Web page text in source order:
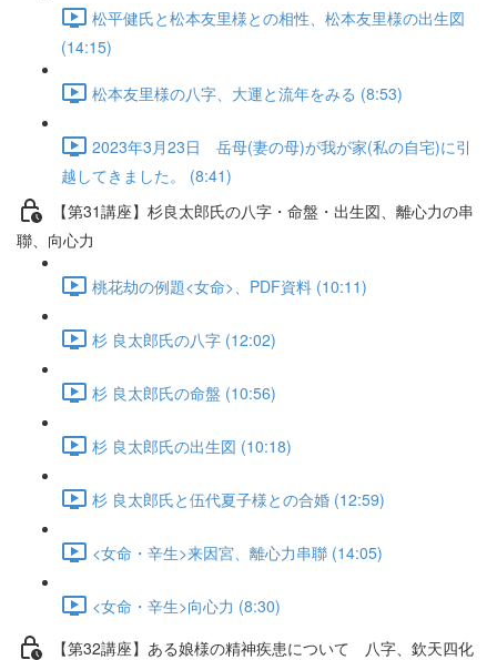
松平健氏と松本友里様との相性、松本友里様の出生図
(14:15)
松本友里様の八字、大運と流年をみる (8:53)
2023年3月23日 岳母(妻の母)が我が家(私の自宅)に引
越してきました。 (8:41)
【第31講座】杉良太郎氏の八字・命盤・出生図、離心力の串
聯、向心力
桃花劫の例題<女命>、PDF資料 (10:11)
杉 良太郎氏の八字 (12:02)
杉 良太郎氏の命盤 (10:56)
杉 良太郎氏の出生図 (10:18)
杉 良太郎氏と伍代夏子様との合婚 (12:59)
<女命・辛生>来因宮、離心力串聯 (14:05)
<女命・辛生>向心力 (8:30)
【第32講座】ある娘様の精神疾患について 八字、欽天四化